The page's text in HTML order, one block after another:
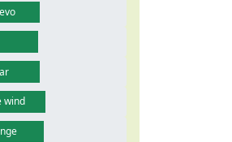
wind